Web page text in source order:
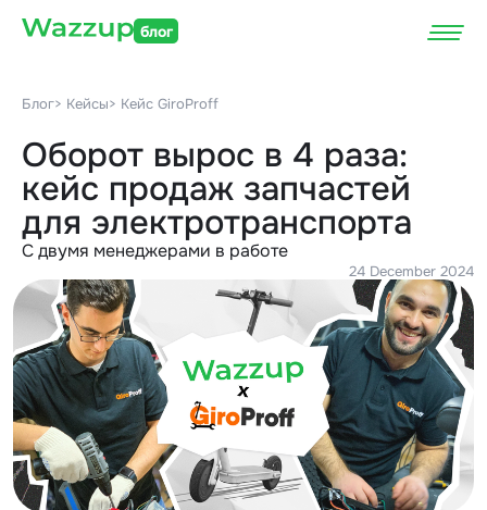
блог
Блог> Кейсы> Кейс GiroProff
Оборот вырос в 4 раза:
кейс продаж запчастей
для электротранспорта
С двумя менеджерами в работе
24 December 2024